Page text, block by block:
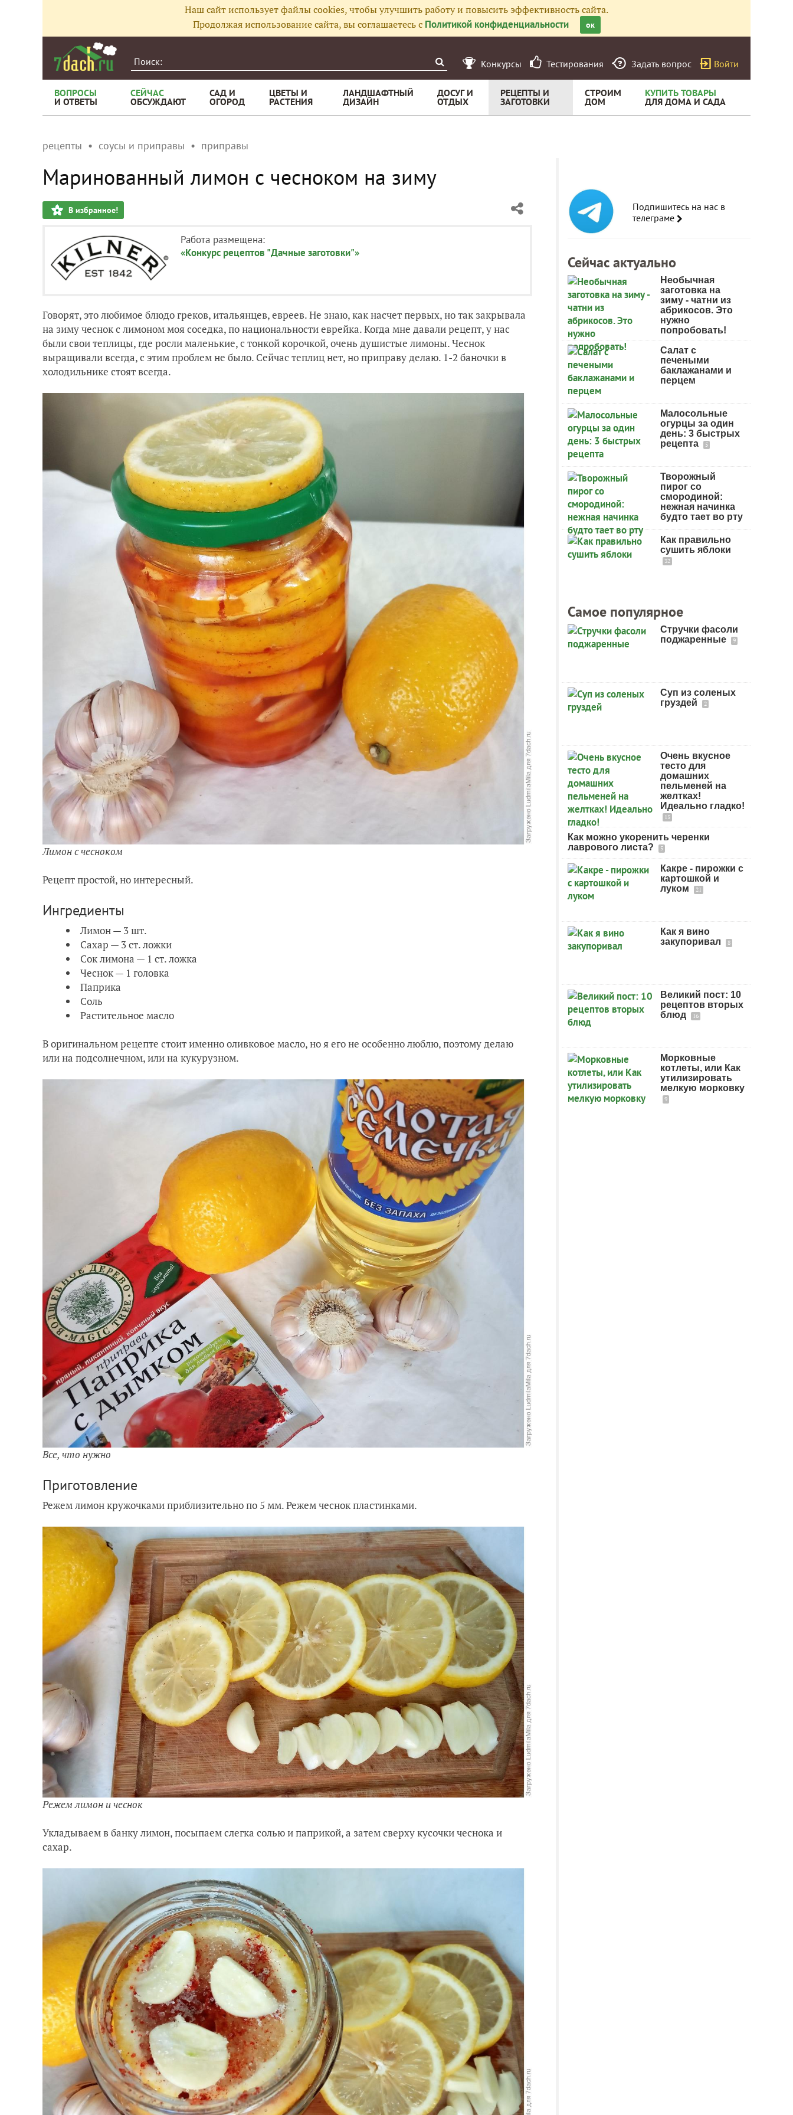
Наш сайт использует файлы cookies, чтобы улучшить работу и повысить эффективность сайта.
Продолжая использование сайта, вы соглашаетесь с Политикой конфиденциальности ок
Конкурсы Тестирования Задать вопрос Войти
ВОПРОСЫ
И ОТВЕТЫ
СЕЙЧАС
ОБСУЖДАЮТ
САД И
ОГОРОД
ЦВЕТЫ И
РАСТЕНИЯ
ЛАНДШАФТНЫЙ
ДИЗАЙН
ДОСУГ И
ОТДЫХ
РЕЦЕПТЫ И
ЗАГОТОВКИ
СТРОИМ
ДОМ
КУПИТЬ ТОВАРЫ
ДЛЯ ДОМА И САДА
рецепты соусы и приправы приправы
Маринованный лимон с чесноком на зиму
В избранное!
Работа размещена:
«Конкурс рецептов "Дачные заготовки"»
Говорят, это любимое блюдо греков, итальянцев, евреев. Не знаю, как насчет первых, но так закрывала
на зиму чеснок с лимоном моя соседка, по национальности еврейка. Когда мне давали рецепт, у нас
были свои теплицы, где росли маленькие, с тонкой корочкой, очень душистые лимоны. Чеснок
выращивали всегда, с этим проблем не было. Сейчас теплиц нет, но приправу делаю. 1-2 баночки в
холодильнике стоят всегда.
Лимон с чесноком
Рецепт простой, но интересный.
Ингредиенты
Лимон — 3 шт.
Сахар — 3 ст. ложки
Сок лимона — 1 ст. ложка
Чеснок — 1 головка
Паприка
Соль
Растительное масло
В оригинальном рецепте стоит именно оливковое масло, но я его не особенно люблю, поэтому делаю
или на подсолнечном, или на кукурузном.
Все, что нужно
Приготовление
Режем лимон кружочками приблизительно по 5 мм. Режем чеснок пластинками.
Режем лимон и чеснок
Укладываем в банку лимон, посыпаем слегка солью и паприкой, а затем сверху кусочки чеснока и
сахар.
Подпишитесь на нас в
телеграме
Сейчас актуально
Необычная
заготовка на
зиму - чатни из
абрикосов. Это
нужно
попробовать!
Салат с
печеными
баклажанами и
перцем
Малосольные
огурцы за один
день: 3 быстрых
рецепта
5
Творожный
пирог со
смородиной:
нежная начинка
будто тает во рту
Как правильно
сушить яблоки
32
Самое популярное
Стручки фасоли
поджаренные
9
Суп из соленых
груздей
2
Очень вкусное
тесто для
домашних
пельменей на
желтках!
Идеально гладко!
15
Как можно укоренить черенки
лаврового листа?
5
Какре - пирожки с
картошкой и
луком
21
Как я вино
закупоривал
8
Великий пост: 10
рецептов вторых
блюд
16
Морковные
котлеты, или Как
утилизировать
мелкую морковку
9